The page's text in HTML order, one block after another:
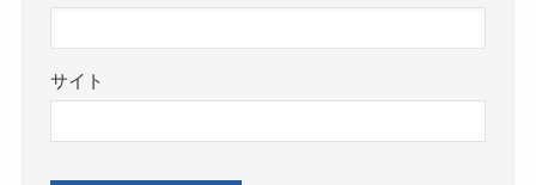
サイト